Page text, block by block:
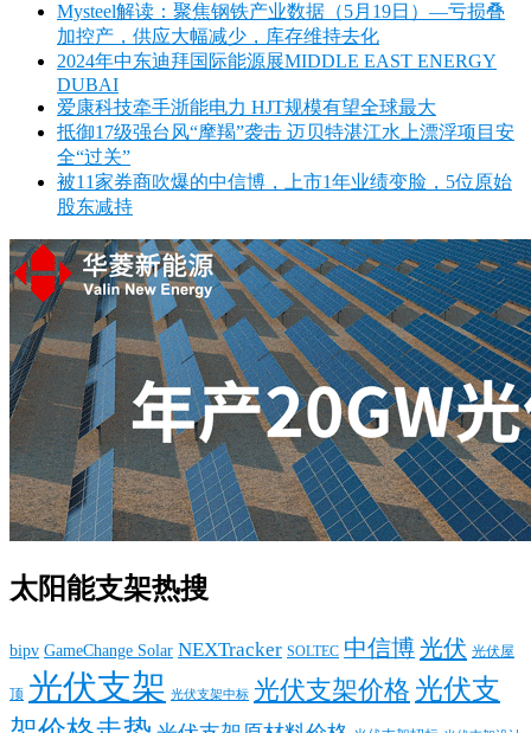
Mysteel解读：聚焦钢铁产业数据（5月19日）—亏损叠
加控产，供应大幅减少，库存维持去化
2024年中东迪拜国际能源展MIDDLE EAST ENERGY
DUBAI
爱康科技牵手浙能电力 HJT规模有望全球最大
抵御17级强台风“摩羯”袭击 迈贝特湛江水上漂浮项目安
全“过关”
被11家券商吹爆的中信博，上市1年业绩变脸，5位原始
股东减持
太阳能支架热搜
bipv GameChange Solar NEXTracker SOLTEC 中信博光伏 光伏屋
顶 光伏支架 光伏支架中标 光伏支架价格 光伏支